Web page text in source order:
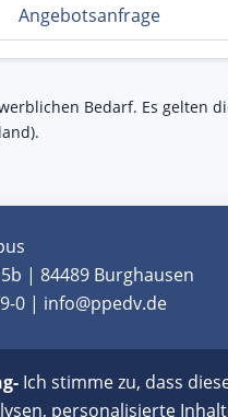
Angebotsanfrage
Bedarf. Es gelten
| 84489 Burghausen
0 | info@ppedv.de
Ich stimme zu, dass
personalisierte